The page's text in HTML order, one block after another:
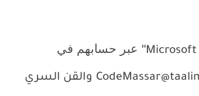
Microsoft" عبر حسابهم في
والقن السري